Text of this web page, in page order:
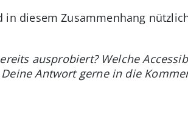
diesem Zusammenhang
ausprobiert? Welche
Antwort gerne in die